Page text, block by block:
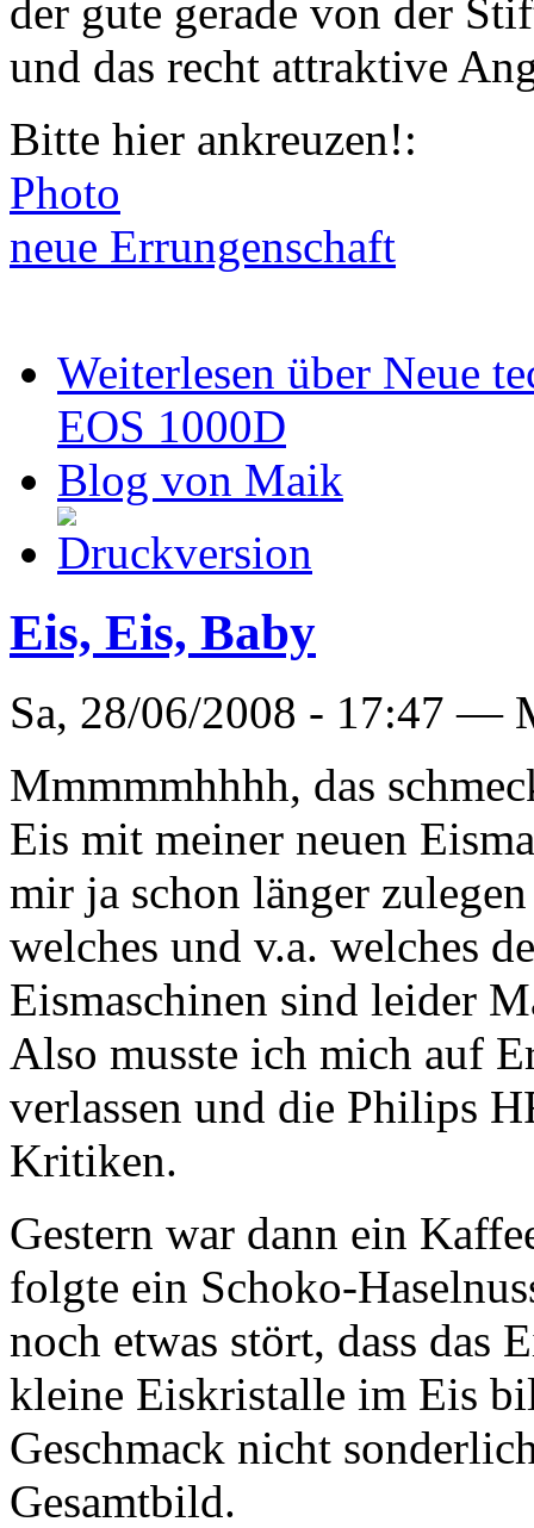
der gute gerade von der
und das recht attraktive
Bitte hier ankreuzen!:
Photo
neue Errungenschaft
Weiterlesen über Neue
EOS 1000D
Blog von Maik
Eis, Eis, Baby
Sa, 28/06/2008 - 17:47 —
Mmmmmhhhh, das
Eis mit meiner neuen
mir ja schon länger
welches und v.a. welches
Eismaschinen sind leider
Also musste ich mich auf
verlassen und die Philips
Kritiken.
Gestern war dann ein
folgte ein Schoko-
noch etwas stört, dass das
kleine Eiskristalle im Eis
Geschmack nicht
Gesamtbild.